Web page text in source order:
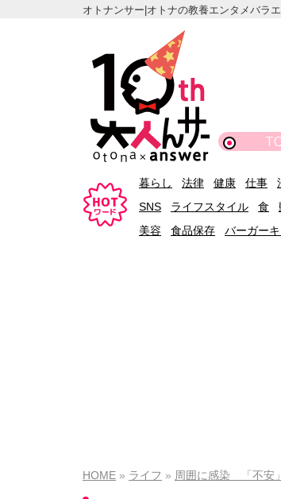
オトナンサー|オトナの教養エンタメバラ
暮らし 法律 健康 仕事
SNS
ライフスタイル 食
美容
食品保存 バーガー
HOME ライフ 周囲に感染 「不安